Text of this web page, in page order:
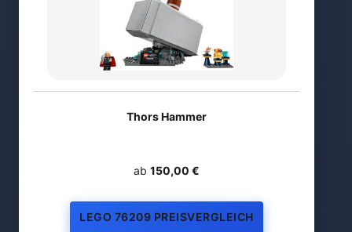
Thors Hammer
ab 150,00 €
LEGO 76209 PREISVERGLEICH